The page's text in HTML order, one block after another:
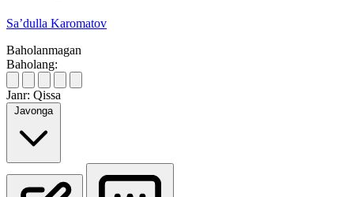
Sa’dulla Karomatov
Baholanmagan
Baholang:
Janr: Qissa
Javonga